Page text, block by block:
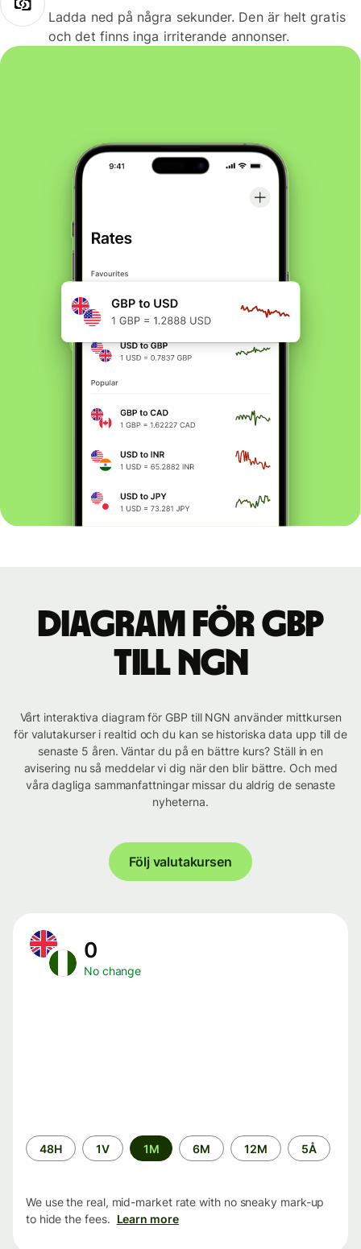
Ladda ned på några sekunder. Den är helt gratis
och det finns inga irriterande annonser.
Diagram för GBP
till NGN
Vårt interaktiva diagram för GBP till NGN använder mittkursen
för valutakurser i realtid och du kan se historiska data upp till de
senaste 5 åren. Väntar du på en bättre kurs? Ställ in en
avisering nu så meddelar vi dig när den blir bättre. Och med
våra dagliga sammanfattningar missar du aldrig de senaste
nyheterna.
Följ valutakursen
0
No change
Time
period
48H 1V 1M 6M 12M 5Å
We use the real, mid-market rate with no sneaky mark-up
to hide the fees. Learn more